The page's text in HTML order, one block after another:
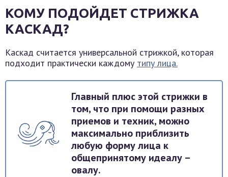
КОМУ ПОДОЙДЕТ СТРИЖКА
КАСКАД?
Каскад считается универсальной стрижкой, которая
подходит практически каждому типу лица.
Главный плюс этой стрижки в
том, что при помощи разных
приемов и техник, можно
максимально приблизить
любую форму лица к
общепринятому идеалу –
овалу.